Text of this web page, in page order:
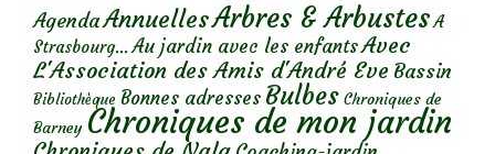
AgendaAnnuellesArbres & Arbustes A
Strasbourg... Au jardin avec les enfantsAvec
L'Association des Amis d'André Eve Bassin
Bibliothèque Bonnes adresses Bulbes Chroniques de
Barney Chroniques de mon jardin